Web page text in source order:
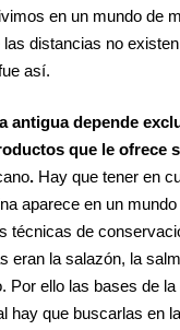
en un mundo de
las distancias no
así.
antigua depende
que le ofrece
. Hay que tener en
aparece en un mundo
técnicas de
eran la salazón, la
Por ello las bases de
hay que buscarlas en